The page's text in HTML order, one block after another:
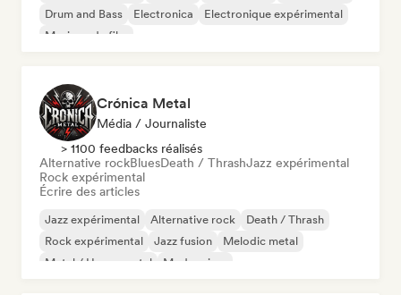
Drum and Bass
Electronica
Electronique expérimental
Musique de film
Crónica Metal
Média / Journaliste
> 1100 feedbacks réalisés
Alternative rockBluesDeath / ThrashJazz expérimental
Rock expérimental
Écrire des articles
Jazz expérimental Alternative rock
Death / Thrash
Rock expérimental
Jazz fusion
Melodic metal
Metal / Heavy metal
Modern jazz